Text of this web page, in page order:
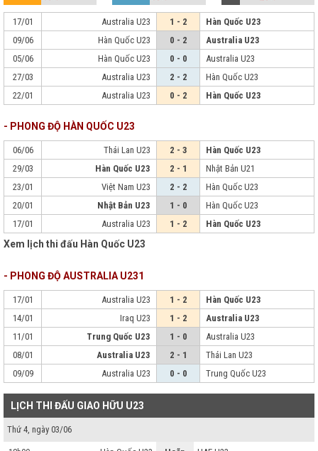
17/01 Australia U23 1 - 2
Hàn Quốc U23
09/06
Hàn Quốc U23 0 - 2
Australia U23
05/06
Hàn Quốc U23 0 - 0
Australia U23
27/03
Australia U23 2 - 2
Hàn Quốc U23
22/01
Australia U23 0 - 2 Hàn Quốc U23
- PHONG ĐỘ HÀN QUỐC U23
06/06 Thái Lan U23 2 - 3
Hàn Quốc U23
29/03
Hàn Quốc U23 2 - 1
Nhật Bản U21
23/01
Việt Nam U23 2 - 2
Hàn Quốc U23
20/01
Nhật Bản U23 1 - 0
Hàn Quốc U23
17/01
Australia U23 1 - 2 Hàn Quốc U23
Xem lịch thi đấu Hàn Quốc U23
- PHONG ĐỘ AUSTRALIA U231
17/01 Australia U23 1 - 2
Hàn Quốc U23
14/01
Iraq U23 1 - 2
Australia U23
11/01
Trung Quốc U23 1 - 0
Australia U23
08/01
Australia U23 2 - 1
Thái Lan U23
09/09
Australia U23 0 - 0 Trung Quốc U23
LỊCH THI ĐẤU GIAO HỮU U23
Thứ 4, ngày 03/06